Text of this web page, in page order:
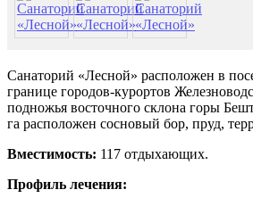
Санаторий «Лесной» расположен в
границе городов-курортов
подножья восточного склона горы
га расположен сосновый бор, пруд,
Вместимость: 117 отдыхающих.
Профиль лечения: